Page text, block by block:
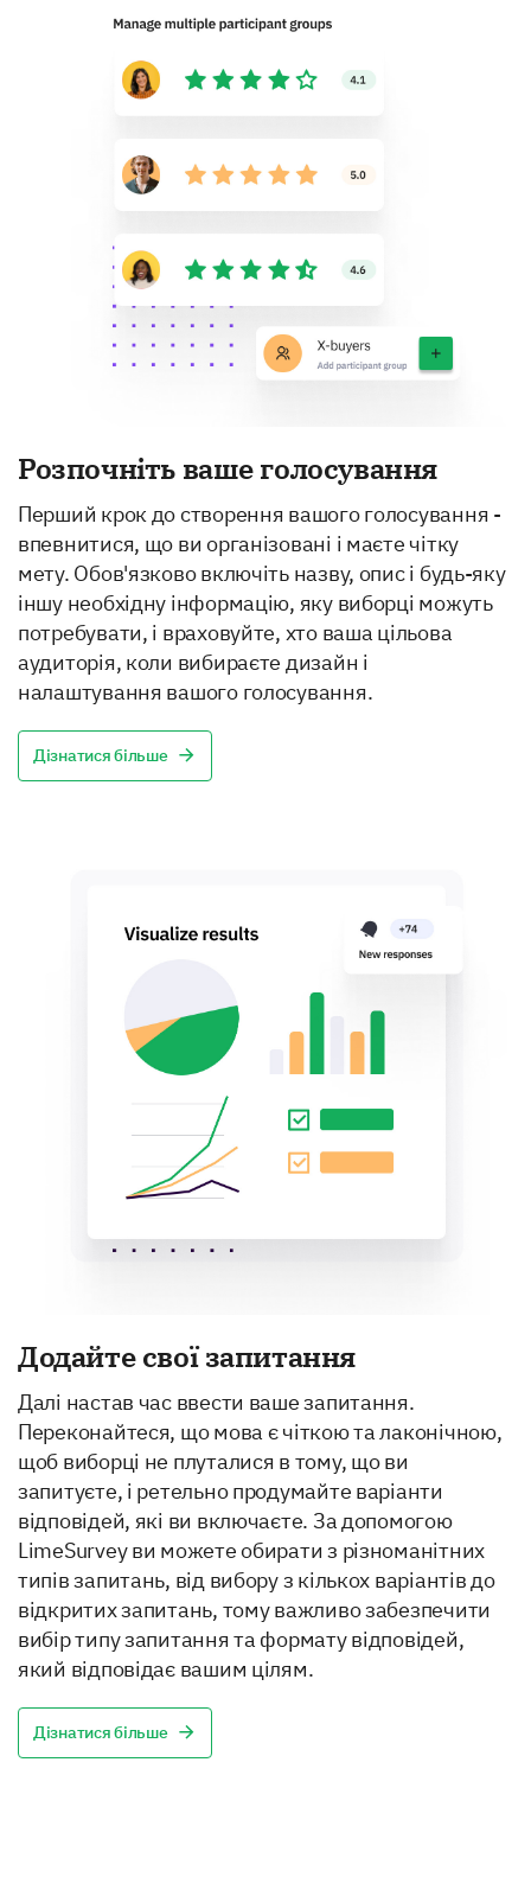
Розпочніть ваше голосування
Перший крок до створення вашого голосування -
впевнитися, що ви організовані і маєте чітку
мету. Обов'язково включіть назву, опис і будь-яку
іншу необхідну інформацію, яку виборці можуть
потребувати, і враховуйте, хто ваша цільова
аудиторія, коли вибираєте дизайн і
налаштування вашого голосування.
Дізнатися більше
Додайте свої запитання
Далі настав час ввести ваше запитання.
Переконайтеся, що мова є чіткою та лаконічною,
щоб виборці не плуталися в тому, що ви
запитуєте, і ретельно продумайте варіанти
відповідей, які ви включаєте. За допомогою
LimeSurvey ви можете обирати з різноманітних
типів запитань, від вибору з кількох варіантів до
відкритих запитань, тому важливо забезпечити
вибір типу запитання та формату відповідей,
який відповідає вашим цілям.
Дізнатися більше